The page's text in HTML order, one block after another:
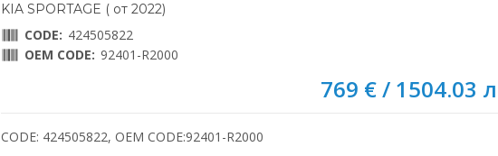
KIA SPORTAGE ( от 2022)
CODE: 424505822
OEM CODE: 92401-R2000
769 € / 1504.03
CODE: 424505822, OEM CODE:92401-R2000